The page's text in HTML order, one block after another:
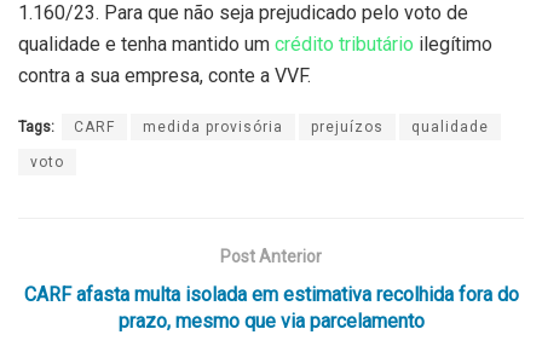
1.160/23. Para que não seja prejudicado pelo voto de
qualidade e tenha mantido um crédito tributário ilegítimo
contra a sua empresa, conte a VVF.
Tags: CARF medida provisória prejuízos qualidade
voto
Post Anterior
CARF afasta multa isolada em estimativa recolhida fora do
prazo, mesmo que via parcelamento